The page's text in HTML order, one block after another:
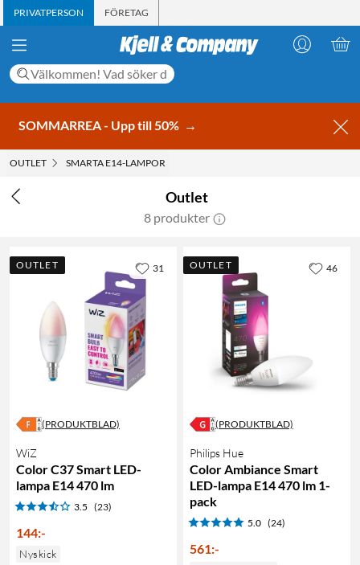
PRIVATPERSON FÖRETAG
SOMMARREA - Upp till 50% →
OUTLET SMARTA E14-LAMPOR
Outlet
8 produkter
OUTLET
(PRODUKTBLAD)
WiZ
Color C37 Smart LED-
lampa E14 470 lm
3.5 (23)
144:-
Nyskick
31 OUTLET
(PRODUKTBLAD)
Philips Hue
Color Ambiance Smart
LED-lampa E14 470 lm 1-
pack
5.0 (24)
561:-
46